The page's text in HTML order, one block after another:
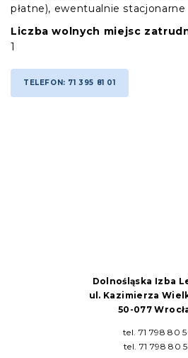
płatne), ewentualnie stacjonarne
Liczba wolnych miejsc
1
TELEFON: 71 395 81 01
Dolnośląska Izba
ul. Kazimierza
50-077
tel. 71 798 80
tel. 71 798 80